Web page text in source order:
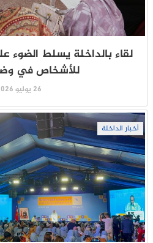
لقاء بالداخلة يسلط الضوء
للأشخاص في
26 يوليو 2026
أخبار الداخلة